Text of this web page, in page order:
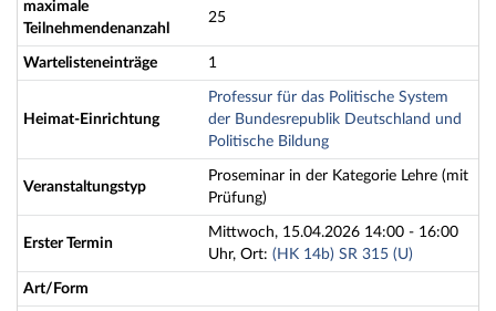
maximale
Teilnehmendenanzahl
25
Wartelisteneinträge 1
Heimat-Einrichtung
Professur für das Politische System
der Bundesrepublik Deutschland und
Politische Bildung
Veranstaltungstyp
Proseminar in der Kategorie Lehre (mit
Prüfung)
Erster Termin
Mittwoch, 15.04.2026 14:00 - 16:00
Uhr, Ort: (HK 14b) SR 315 (U)
Art/Form